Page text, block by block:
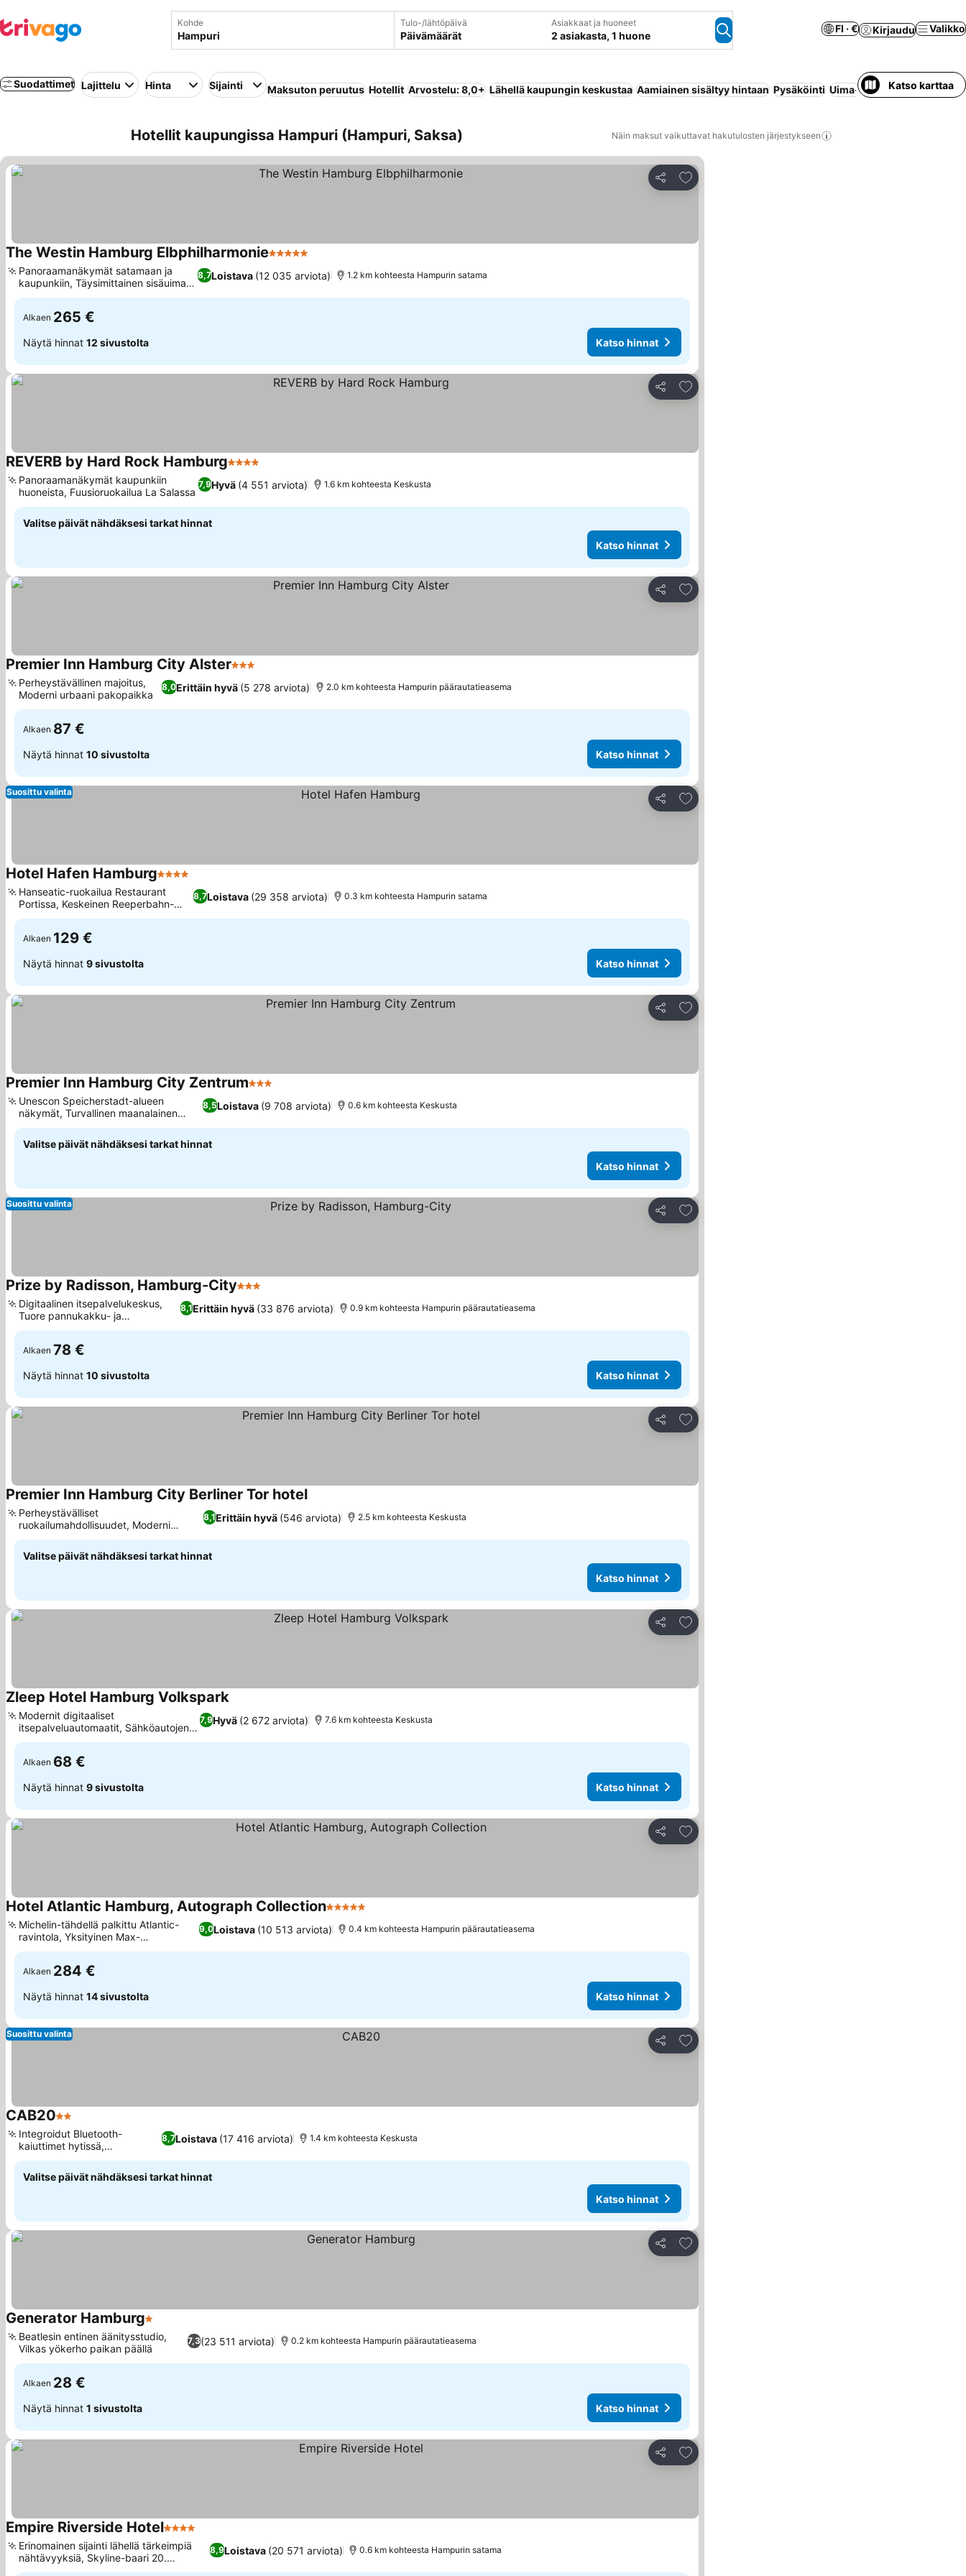
Kohde Tulo-/lähtöpäivä
Päivämäärät
Asiakkaat ja huoneet
2 asiakasta, 1 huone
FI · € Kirjaudu Valikko
Suodattimet Lajittelu Hinta Sijainti Maksuton peruutus Hotellit Arvostelu: 8,0+ Lähellä kaupungin keskustaa Aamiainen sisältyy hintaan Pysäköinti Uima-allas Huoneisto
Katso karttaa
Hotellit kaupungissa Hampuri (Hampuri, Saksa) Näin maksut vaikuttavat hakutulosten järjestykseen
Jaa
Lisää suosikkeihin
The Westin Hamburg Elbphilharmonie5 Tähtiluokitus
8,7Loistava (12 035 arviota)
Panoraamanäkymät satamaan ja
kaupunkiin, Täysimittainen sisäuima-
allas
1.2 km kohteesta Hampurin satama
Alkaen 265 €
Näytä hinnat 12 sivustolta Katso hinnat
Jaa
Lisää suosikkeihin
REVERB by Hard Rock Hamburg4 Tähtiluokitus
7,9Hyvä (4 551 arviota)
Panoraamanäkymät kaupunkiin
huoneista, Fuusioruokailua La Salassa
1.6 km kohteesta Keskusta
Valitse päivät nähdäksesi tarkat hinnat
Katso hinnat
Jaa
Lisää suosikkeihin
Premier Inn Hamburg City Alster3 Tähtiluokitus
8,0Erittäin hyvä (5 278 arviota)
Perheystävällinen majoitus,
Moderni urbaani pakopaikka
2.0 km kohteesta Hampurin päärautatieasema
Alkaen 87 €
Näytä hinnat 10 sivustolta Katso hinnat
Jaa
Lisää suosikkeihin
Suosittu valinta
Hotel Hafen Hamburg4 Tähtiluokitus
8,7Loistava (29 358 arviota)
Hanseatic-ruokailua Restaurant
Portissa, Keskeinen Reeperbahn-
yhteys
0.3 km kohteesta Hampurin satama
Alkaen 129 €
Näytä hinnat 9 sivustolta Katso hinnat
Jaa
Lisää suosikkeihin
Premier Inn Hamburg City Zentrum3 Tähtiluokitus
8,5Loistava (9 708 arviota)
Unescon Speicherstadt-alueen
näkymät, Turvallinen maanalainen
pysäköinti
0.6 km kohteesta Keskusta
Valitse päivät nähdäksesi tarkat hinnat
Katso hinnat
Jaa
Lisää suosikkeihin
Suosittu valinta
Prize by Radisson, Hamburg-City3 Tähtiluokitus
8,1Erittäin hyvä (33 876 arviota)
Digitaalinen itsepalvelukeskus,
Tuore pannukakku- ja
smoothiepiste
0.9 km kohteesta Hampurin päärautatieasema
Alkaen 78 €
Näytä hinnat 10 sivustolta Katso hinnat
Jaa
Lisää suosikkeihin
Premier Inn Hamburg City Berliner Tor hotelKatso hinnat
8,1Erittäin hyvä (546 arviota)
Perheystävälliset
ruokailumahdollisuudet, Moderni
muotoilu Borgfelden alueella
2.5 km kohteesta Keskusta
Valitse päivät nähdäksesi tarkat hinnat
Katso hinnat
Jaa
Lisää suosikkeihin
Zleep Hotel Hamburg VolksparkKatso hinnat
7,9Hyvä (2 672 arviota)
Modernit digitaaliset
itsepalveluautomaatit, Sähköautojen
latauspisteet
7.6 km kohteesta Keskusta
Alkaen 68 €
Näytä hinnat 9 sivustolta Katso hinnat
Jaa
Lisää suosikkeihin
Hotel Atlantic Hamburg, Autograph Collection5 Tähtiluokitus
9,0Loistava (10 513 arviota)
Michelin-tähdellä palkittu Atlantic-
ravintola, Yksityinen Max-
elokuvateatteri
0.4 km kohteesta Hampurin päärautatieasema
Alkaen 284 €
Näytä hinnat 14 sivustolta Katso hinnat
Jaa
Lisää suosikkeihin
Suosittu valinta
CAB202 Tähtiluokitus
8,7Loistava (17 416 arviota)
Integroidut Bluetooth-
kaiuttimet hytissä,
Pyörävarasto
1.4 km kohteesta Keskusta
Valitse päivät nähdäksesi tarkat hinnat
Katso hinnat
Jaa
Lisää suosikkeihin
Generator Hamburg1 Tähtiluokitus
7,3(23 511 arviota)
Beatlesin entinen äänitysstudio,
Vilkas yökerho paikan päällä
0.2 km kohteesta Hampurin päärautatieasema
Alkaen 28 €
Näytä hinnat 1 sivustolta Katso hinnat
Jaa
Lisää suosikkeihin
Empire Riverside Hotel4 Tähtiluokitus
8,9Loistava (20 571 arviota)
Erinomainen sijainti lähellä tärkeimpiä
nähtävyyksiä, Skyline-baari 20.
kerroksessa
0.6 km kohteesta Hampurin satama